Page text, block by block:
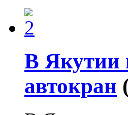
В Якутии
автокран